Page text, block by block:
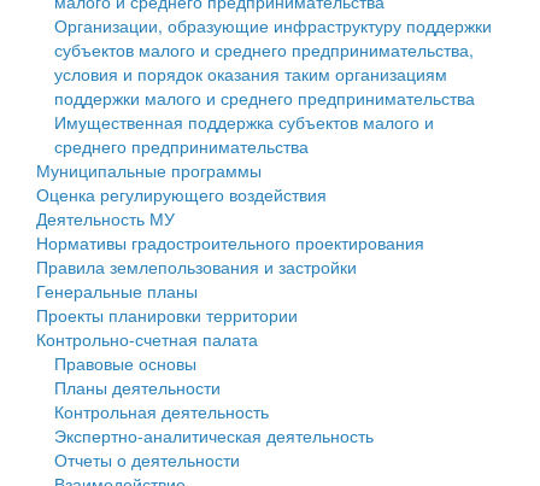
Персональные данные
Оценка регулирующего воздействия
Деятельность МУ
Нормативы градостроительного проектирования
Правила землепользования и застройки
Генеральные планы
Проекты планировки территории
Собрание депутатов
Городское поселение
Сельские поселения
Организации, образующие инфраструктуру поддержки
субъектов малого и среднего предпринимательства,
условия и порядок оказания таким организациям
поддержки малого и среднего предпринимательства
Имущественная поддержка субъектов малого и
среднего предпринимательства
Муниципальные программы
Оценка регулирующего воздействия
Деятельность МУ
Нормативы градостроительного проектирования
Правила землепользования и застройки
Генеральные планы
Проекты планировки территории
Контрольно-счетная палата
Правовые основы
Планы деятельности
Контрольная деятельность
Экспертно-аналитическая деятельность
Отчеты о деятельности